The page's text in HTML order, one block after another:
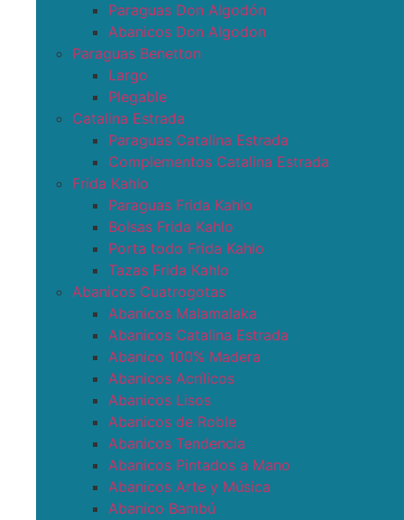
Paraguas Don Algodón
Abanicos Don Algodon
Paraguas Benetton
Largo
Plegable
Catalina Estrada
Paraguas Catalina Estrada
Complementos Catalina Estrada
Frida Kahlo
Paraguas Frida Kahlo
Bolsas Frida Kahlo
Porta todo Frida Kahlo
Tazas Frida Kahlo
Abanicos Cuatrogotas
Abanicos Malamalaka
Abanicos Catalina Estrada
Abanico 100% Madera
Abanicos Acrílicos
Abanicos Lisos
Abanicos de Roble
Abanicos Tendencia
Abanicos Pintados a Mano
Abanicos Arte y Música
Abanico Bambú